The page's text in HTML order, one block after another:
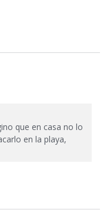
que en casa no lo
en la playa,